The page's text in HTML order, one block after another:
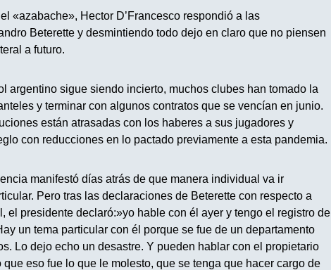
«azabache», Hector D’Francesco respondió a las
Beterette y desmintiendo todo dejo en claro que no piensen
a futuro.
argentino sigue siendo incierto, muchos clubes han tomado la
y terminar con algunos contratos que se vencían en junio.
están atrasadas con los haberes a sus jugadores y
con reducciones en lo pactado previamente a esta pandemia.
manifestó días atrás de que manera individual va ir
Pero tras las declaraciones de Beterette con respecto a
el presidente declaró:»yo hable con él ayer y tengo el registro de
un tema particular con él porque se fue de un departamento
Lo dejo echo un desastre. Y pueden hablar con el propietario
eso fue lo que le molesto, que se tenga que hacer cargo de